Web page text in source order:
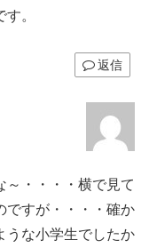
。
返信
～・・・・横で見て
ですが・・・・確か
うな小学生でしたか